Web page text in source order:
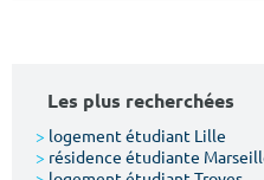
Type de location
Les plus recherchées
> logement étudiant Lille
> résidence étudiante